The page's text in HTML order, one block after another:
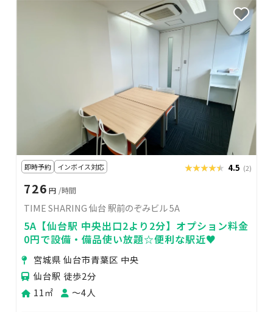
即時予約 インボイス対応 ★★★★★
★★★★★ 4.5 (2)
726 円 /時間
TIME SHARING 仙台 駅前のぞみビル 5A
5A【仙台駅 中央出口2より2分】オプション料金
0円で設備・備品使い放題☆便利な駅近♥
宮城県 仙台市青葉区 中央
仙台駅 徒歩2分
11㎡
〜4人